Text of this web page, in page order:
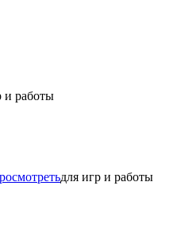
и работы
для игр и работы